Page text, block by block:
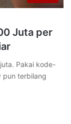
Juta per
Pakai kode-
pun terbilang